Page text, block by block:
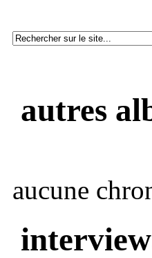
autres
aucune